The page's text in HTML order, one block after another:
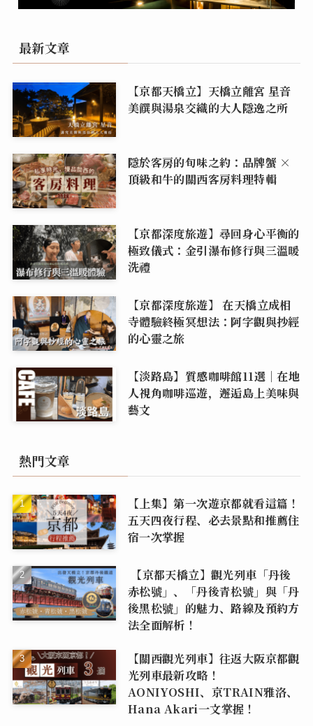
最新文章
【京都天橋立】天橋立離宮 星音
美饌與湯泉交織的大人隱逸之所
隱於客房的旬味之約：品牌蟹 ×
頂級和牛的關西客房料理特輯
【京都深度旅遊】尋回身心平衡的
極致儀式：金引瀑布修行與三溫暖
洗禮
【京都深度旅遊】 在天橋立成相
寺體驗終極冥想法：阿字觀與抄經
的心靈之旅
【淡路島】質感咖啡館11選｜在地
人視角咖啡巡遊，邂逅島上美味與
藝文
熱門文章
【上集】第一次遊京都就看這篇！
五天四夜行程、必去景點和推薦住
宿一次掌握
【京都天橋立】觀光列車「丹後
赤松號」、「丹後青松號」與「丹
後黑松號」的魅力、路線及預約方
法全面解析！
【關西觀光列車】往返大阪京都觀
光列車最新攻略！
AONIYOSHI、京TRAIN雅洛、
Hana Akari一文掌握！